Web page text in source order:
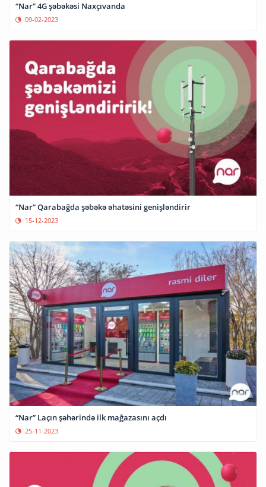
“Nar” 4G şəbəkəsi Naxçıvanda
09-02-2023
“Nar” Qarabağda şəbəkə əhatəsini genişləndirir
15-12-2023
“Nar” Laçın şəhərində ilk mağazasını açdı
25-11-2023